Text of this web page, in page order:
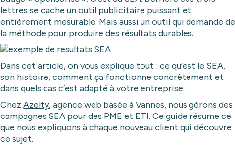
lettres se cache un outil publicitaire puissant et
entièrement mesurable. Mais aussi un outil qui demande de
la méthode pour produire des résultats durables.
Dans cet article, on vous explique tout : ce qu’est le SEA,
son histoire, comment ça fonctionne concrètement et
dans quels cas c’est adapté à votre entreprise.
ChezAzelty, agence web basée à Vannes, nous gérons des
campagnes SEA pour des PME et ETI. Ce guide résume ce
que nous expliquons à chaque nouveau client qui découvre
ce sujet.